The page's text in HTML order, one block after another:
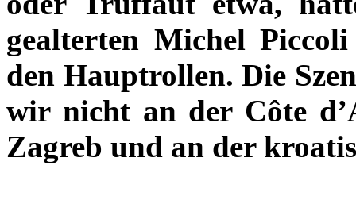
gealterten Michel
den Hauptrollen. Die
wir nicht an der Côte
Zagreb und an der